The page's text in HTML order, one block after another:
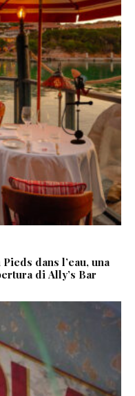
dans l’eau, una
di Ally’s Bar